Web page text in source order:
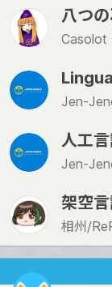
八つ
Casolot
Jen-
人工
Jen-
架空
相州/